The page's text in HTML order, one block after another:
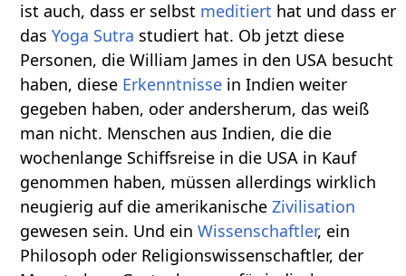
ist auch, dass er selbst meditiert hat und dass er
dasYoga Sutra studiert hat. Ob jetzt diese
Personen, die William James in den USA besucht
haben, diese Erkenntnisse in Indien weiter
gegeben haben, oder andersherum, das weiß
man nicht. Menschen aus Indien, die die
wochenlange Schiffsreise in die USA in Kauf
genommen haben, müssen allerdings wirklich
neugierig auf die amerikanischeZivilisation
gewesen sein. Und einWissenschaftler, ein
Philosoph oder Religionswissenschaftler, der